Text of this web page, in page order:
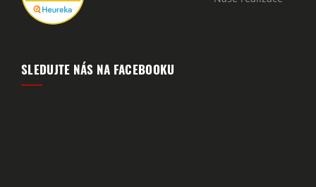
SLEDUJTE NÁS NA FACEBOOKU